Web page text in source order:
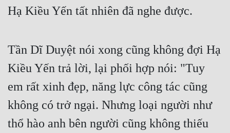
Hạ Kiều Yến tất nhiên đã nghe được.
Tần Dĩ Duyệt nói xong cũng không đợi Hạ
Kiều Yến trả lời, lại phối hợp nói: "Tuy
em rất xinh đẹp, năng lực công tác cũng
không có trở ngại. Nhưng loại người như
thổ hào anh bên người cũng không thiếu